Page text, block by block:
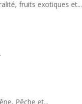
fruits exotiques et...
Pêche et...